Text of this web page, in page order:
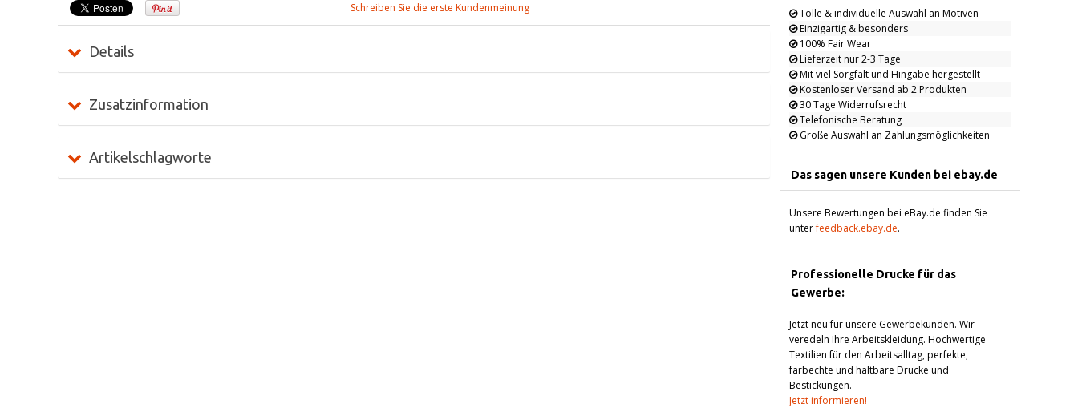
Schreiben Sie die erste Kundenmeinung
Details
Zusatzinformation
Artikelschlagworte
Tolle & individuelle Auswahl an Motiven
Einzigartig & besonders
100% Fair Wear
Lieferzeit nur 2-3 Tage
Mit viel Sorgfalt und Hingabe hergestellt
Kostenloser Versand ab 2 Produkten
30 Tage Widerrufsrecht
Telefonische Beratung
Große Auswahl an Zahlungsmöglichkeiten
Das sagen unsere Kunden bei ebay.de
Unsere Bewertungen bei eBay.de finden Sie
unterfeedback.ebay.de.
Professionelle Drucke für das
Gewerbe:
Jetzt neu für unsere Gewerbekunden. Wir
veredeln Ihre Arbeitskleidung. Hochwertige
Textilien für den Arbeitsalltag, perfekte,
farbechte und haltbare Drucke und
Bestickungen.
Jetzt informieren!